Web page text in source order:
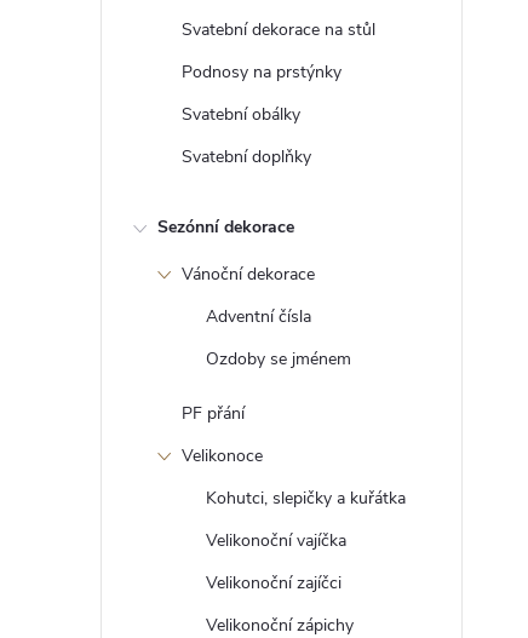
Svatební dekorace na stůl
Podnosy na prstýnky
Svatební obálky
Svatební doplňky
Sezónní dekorace
Vánoční dekorace
Adventní čísla
Ozdoby se jménem
PF přání
Velikonoce
Kohutci, slepičky a kuřátka
Velikonoční vajíčka
Velikonoční zajíčci
Velikonoční zápichy